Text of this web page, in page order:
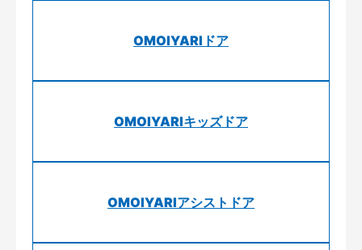
OMOIYARIドア
OMOIYARIキッズドア
OMOIYARIアシストドア